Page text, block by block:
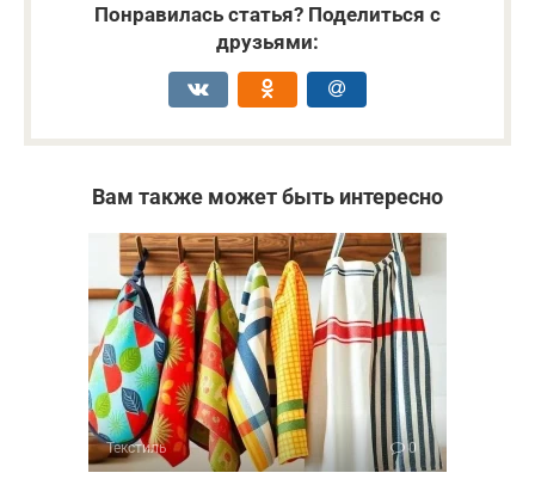
Понравилась статья? Поделиться с
друзьями:
Вам также может быть интересно
Текстиль 0